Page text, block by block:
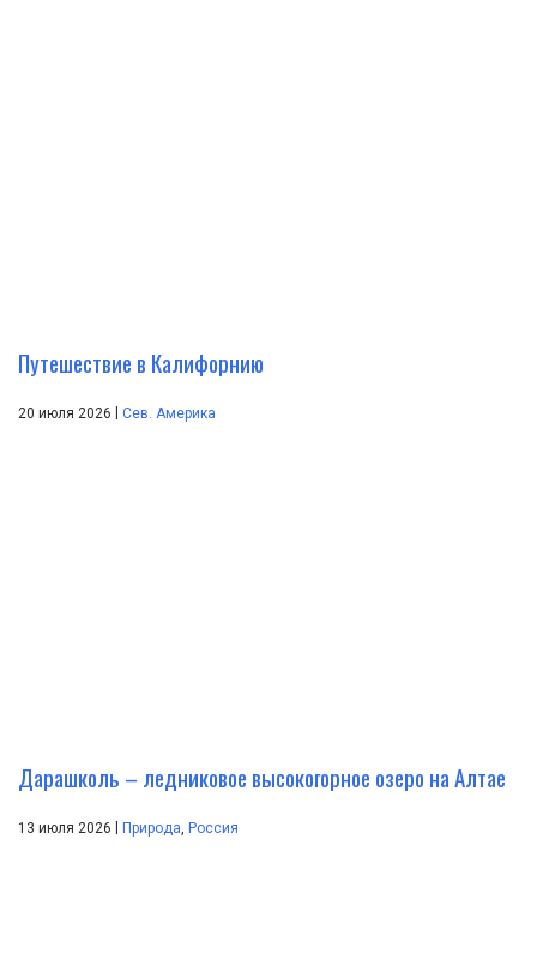
Путешествие в Калифорнию
20 июля 2026 Сев. Америка
Дарашколь – ледниковое высокогорное озеро на Алтае
13 июля 2026 | Природа Россия